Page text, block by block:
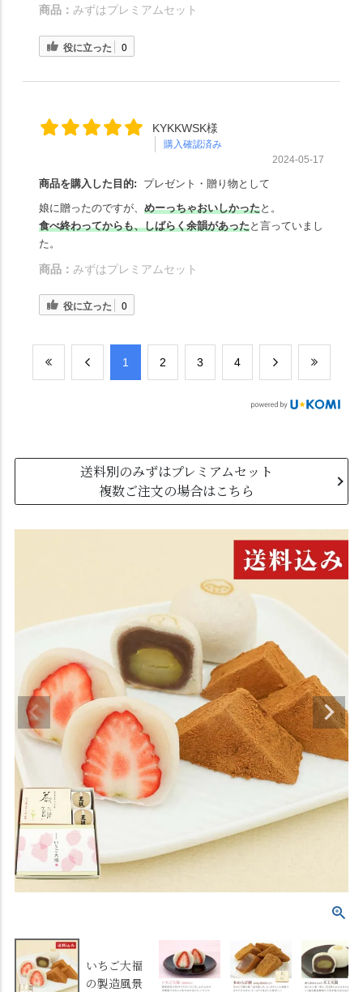
商品： みずはプレミアムセット
役に立った 0
KYKKWSK様
購入確認済み
2024-05-17
商品を購入した目的:
プレゼント・贈り物として
娘に贈ったのですが、 めーっちゃおいしかったと。
食べ終わってからも、しばらく余韻があったと言っていまし
た。
商品： みずはプレミアムセット
役に立った 0
​1 ​2 ​3 ​4
送料別のみずはプレミアムセット
複数ご注文の場合はこちら
いちご大福
の製造風景